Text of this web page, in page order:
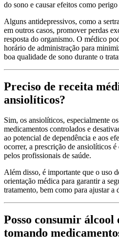
do sono e causar efeitos como
Alguns antidepressivos, como a
em outros casos, promover perdas
resposta do organismo. O médico
horário de administração para
boa qualidade de sono durante o
Preciso de receita
ansiolíticos?
Sim, os ansiolíticos, especialmente
medicamentos controlados e
ao potencial de dependência e aos
ocorrer, a prescrição de ansiolíticos
pelos profissionais de saúde.
Além disso, é importante que o uso
orientação médica para garantir a
tratamento, bem como para ajustar a
Posso consumir álcool
tomando